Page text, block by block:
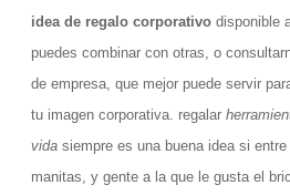
idea de regalo corporativo disponible
puedes combinar con otras, o
de empresa, que mejor puede servir
tu imagen corporativa. regalar
vida siempre es una buena idea si
manitas, y gente a la que le gusta el